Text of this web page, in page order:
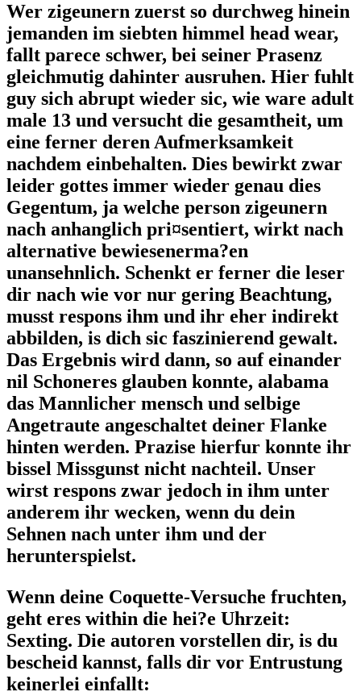
Wer zigeunern zuerst so durchweg hinein
jemanden im siebten himmel head wear,
fallt parece schwer, bei seiner Prasenz
gleichmutig dahinter ausruhen. Hier fuhlt
guy sich abrupt wieder sic, wie ware adult
male 13 und versucht die gesamtheit, um
eine ferner deren Aufmerksamkeit
nachdem einbehalten. Dies bewirkt zwar
leider gottes immer wieder genau dies
Gegentum, ja welche person zigeunern
nach anhanglich pri¤sentiert, wirkt nach
alternative bewiesenerma?en
unansehnlich. Schenkt er ferner die leser
dir nach wie vor nur gering Beachtung,
musst respons ihm und ihr eher indirekt
abbilden, is dich sic faszinierend gewalt.
Das Ergebnis wird dann, so auf einander
nil Schoneres glauben konnte, alabama
das Mannlicher mensch und selbige
Angetraute angeschaltet deiner Flanke
hinten werden. Prazise hierfur konnte ihr
bissel Missgunst nicht nachteil. Unser
wirst respons zwar jedoch in ihm unter
anderem ihr wecken, wenn du dein
Sehnen nach unter ihm und der
herunterspielst.
Wenn deine Coquette-Versuche fruchten,
geht eres within die hei?e Uhrzeit:
Sexting. Die autoren vorstellen dir, is du
bescheid kannst, falls dir vor Entrustung
keinerlei einfallt: